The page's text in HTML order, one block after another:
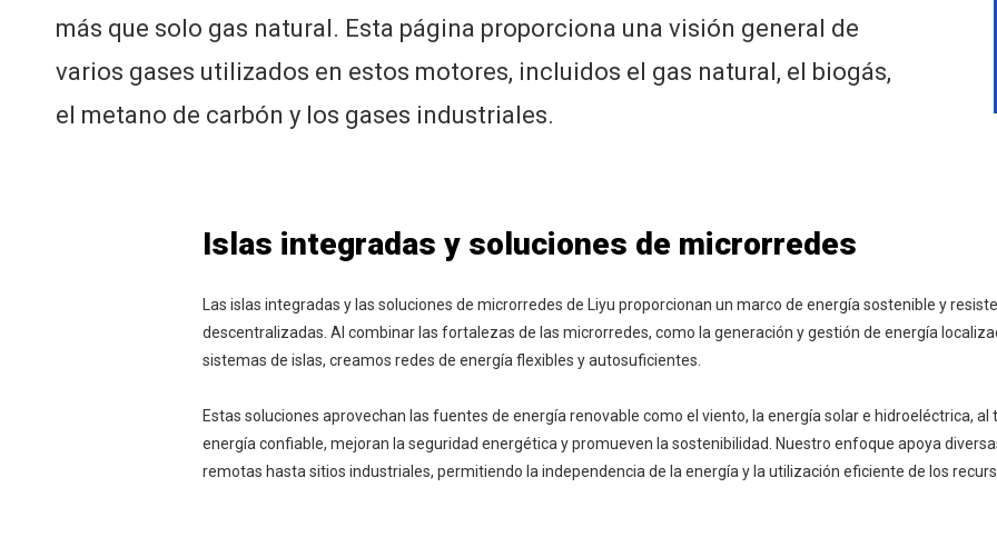
más que solo gas natural. Esta página proporciona una visión general de
varios gases utilizados en estos motores, incluidos el gas natural, el biogás,
el metano de carbón y los gases industriales.
Islas integradas y soluciones de microrredes
Las islas integradas y las soluciones de microrredes de Liyu proporcionan un marco de energía sostenible y
descentralizadas. Al combinar las fortalezas de las microrredes, como la generación y gestión de energía
sistemas de islas, creamos redes de energía flexibles y autosuficientes.
Estas soluciones aprovechan las fuentes de energía renovable como el viento, la energía solar e hidroeléctrica,
energía confiable, mejoran la seguridad energética y promueven la sostenibilidad. Nuestro enfoque apoya
remotas hasta sitios industriales, permitiendo la independencia de la energía y la utilización eficiente de los